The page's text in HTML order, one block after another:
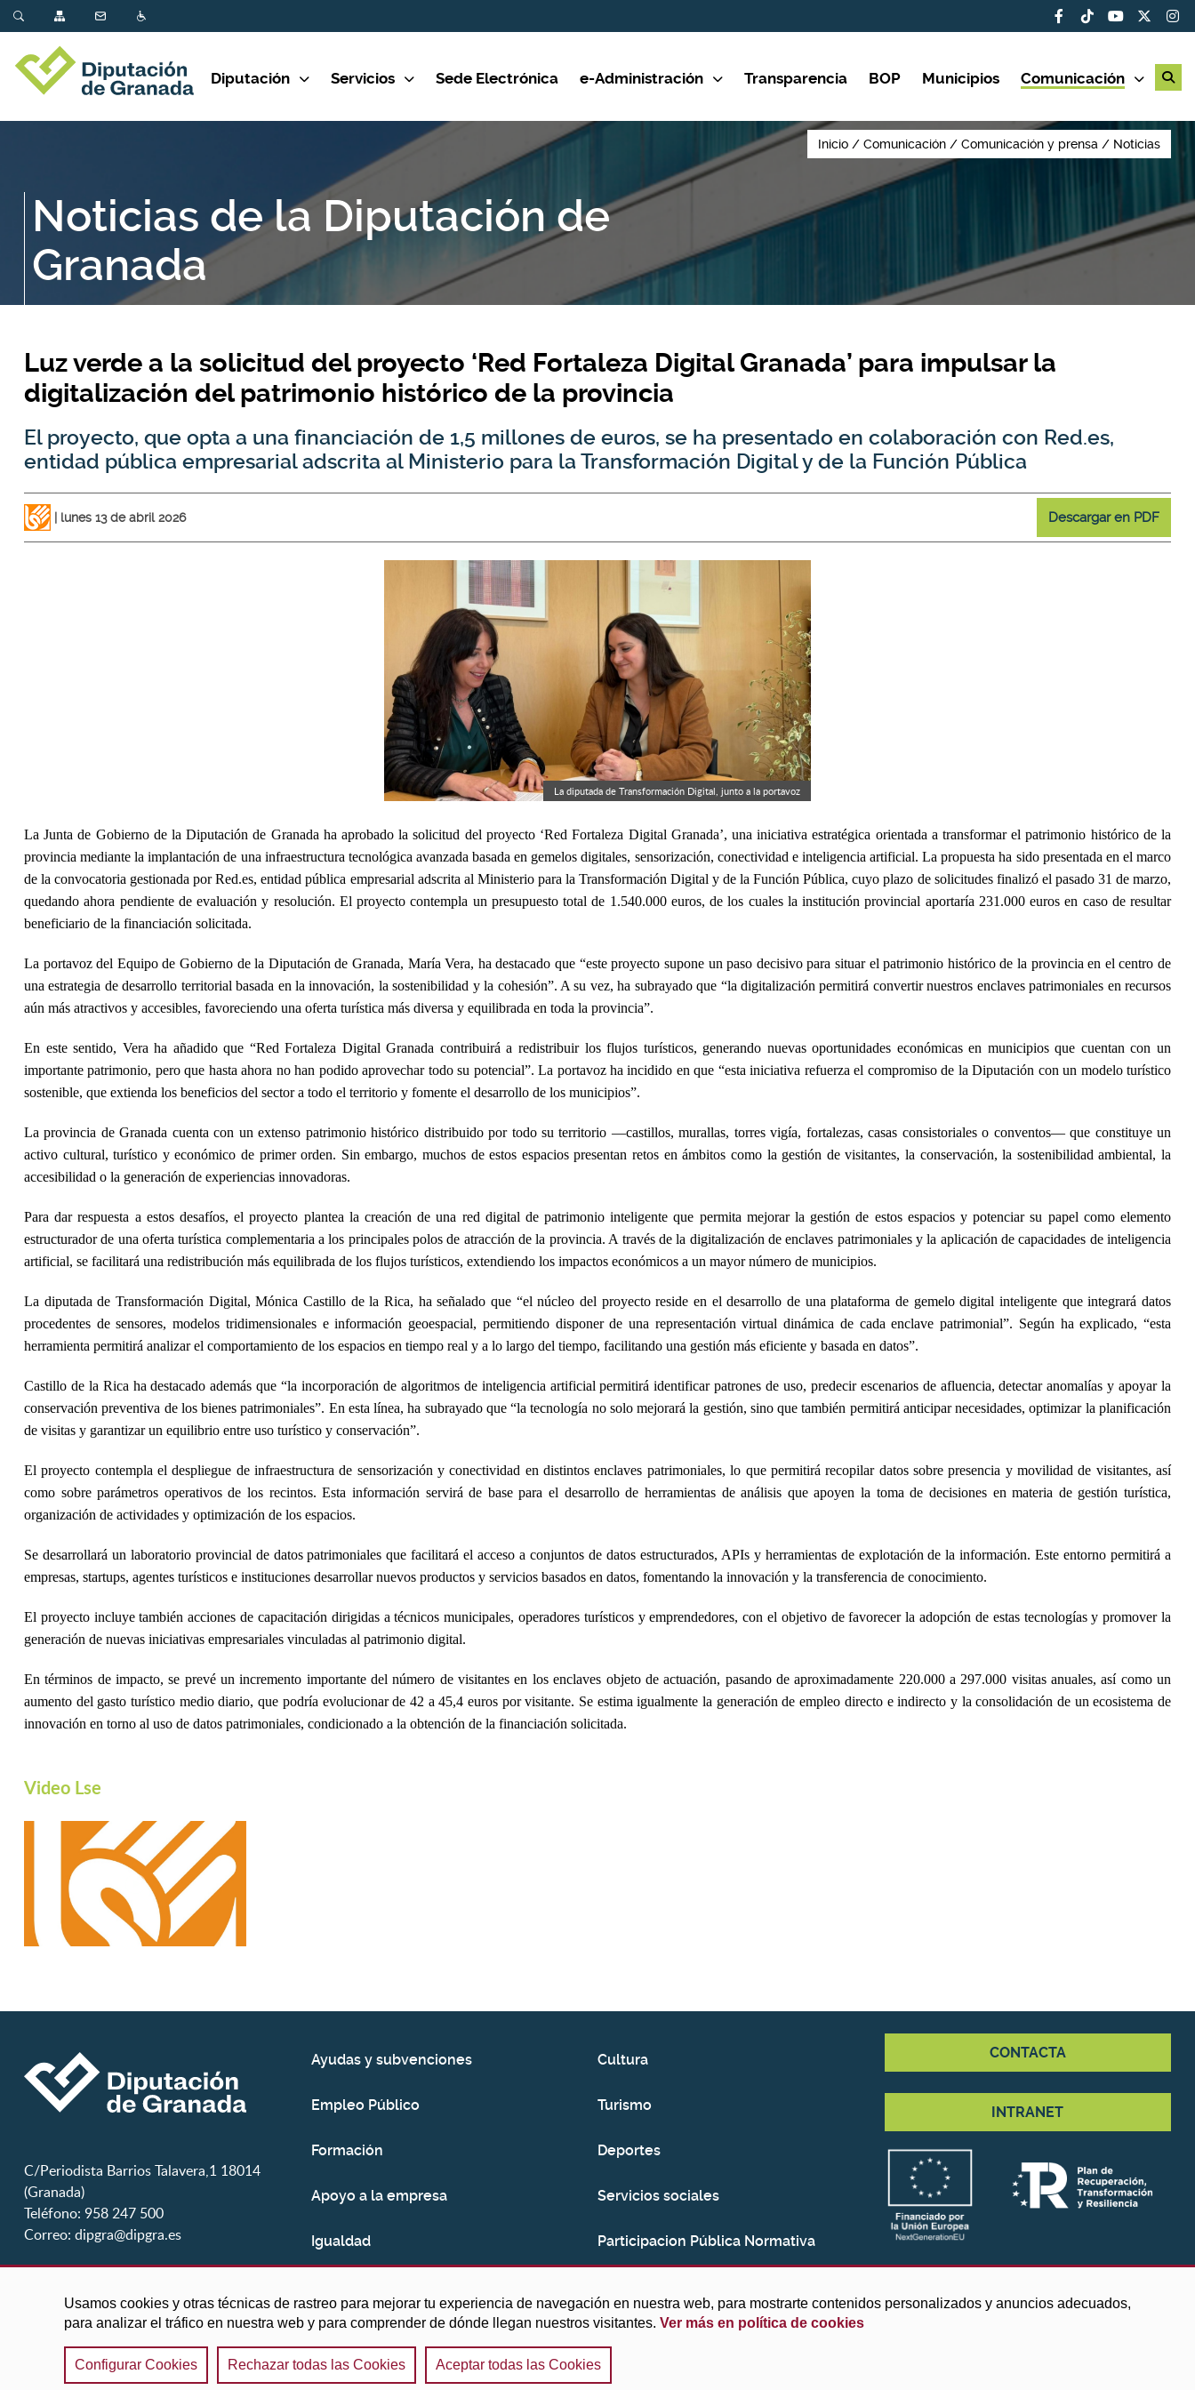
Usamos cookies y otras técnicas de rastreo para mejorar tu experiencia de navegación en nuestra web, para mostrarte contenidos personalizados y anuncios adecuados,
para analizar el tráfico en nuestra web y para comprender de dónde llegan nuestros visitantes. Ver más en política de cookies
Configurar Cookies Rechazar todas las Cookies Aceptar todas las Cookies
Diputación Servicios Sede Electrónica e-Administración Transparencia BOP Municipios Comunicación
Noticias de la Diputación de
Granada
Inicio Comunicación Comunicación y prensa Noticias
Luz verde a la solicitud del proyecto ‘Red Fortaleza Digital Granada’ para impulsar la
digitalización del patrimonio histórico de la provincia
El proyecto, que opta a una financiación de 1,5 millones de euros, se ha presentado en colaboración con Red.es,
entidad pública empresarial adscrita al Ministerio para la Transformación Digital y de la Función Pública
lunes 13 de abril 2026 Descargar en PDF
La diputada de Transformación Digital, junto a la portavoz
La Junta de Gobierno de la Diputación de Granada ha aprobado la solicitud del proyecto ‘Red Fortaleza Digital Granada’, una iniciativa estratégica orientada a transformar el patrimonio histórico de la
provincia mediante la implantación de una infraestructura tecnológica avanzada basada en gemelos digitales, sensorización, conectividad e inteligencia artificial. La propuesta ha sido presentada en el marco
de la convocatoria gestionada por Red.es, entidad pública empresarial adscrita al Ministerio para la Transformación Digital y de la Función Pública, cuyo plazo de solicitudes finalizó el pasado 31 de marzo,
quedando ahora pendiente de evaluación y resolución. El proyecto contempla un presupuesto total de 1.540.000 euros, de los cuales la institución provincial aportaría 231.000 euros en caso de resultar
beneficiario de la financiación solicitada.
La portavoz del Equipo de Gobierno de la Diputación de Granada, María Vera, ha destacado que “este proyecto supone un paso decisivo para situar el patrimonio histórico de la provincia en el centro de
una estrategia de desarrollo territorial basada en la innovación, la sostenibilidad y la cohesión”. A su vez, ha subrayado que “la digitalización permitirá convertir nuestros enclaves patrimoniales en recursos
aún más atractivos y accesibles, favoreciendo una oferta turística más diversa y equilibrada en toda la provincia”.
En este sentido, Vera ha añadido que “Red Fortaleza Digital Granada contribuirá a redistribuir los flujos turísticos, generando nuevas oportunidades económicas en municipios que cuentan con un
importante patrimonio, pero que hasta ahora no han podido aprovechar todo su potencial”. La portavoz ha incidido en que “esta iniciativa refuerza el compromiso de la Diputación con un modelo turístico
sostenible, que extienda los beneficios del sector a todo el territorio y fomente el desarrollo de los municipios”.
La provincia de Granada cuenta con un extenso patrimonio histórico distribuido por todo su territorio —castillos, murallas, torres vigía, fortalezas, casas consistoriales o conventos— que constituye un
activo cultural, turístico y económico de primer orden. Sin embargo, muchos de estos espacios presentan retos en ámbitos como la gestión de visitantes, la conservación, la sostenibilidad ambiental, la
accesibilidad o la generación de experiencias innovadoras.
Para dar respuesta a estos desafíos, el proyecto plantea la creación de una red digital de patrimonio inteligente que permita mejorar la gestión de estos espacios y potenciar su papel como elemento
estructurador de una oferta turística complementaria a los principales polos de atracción de la provincia. A través de la digitalización de enclaves patrimoniales y la aplicación de capacidades de inteligencia
artificial, se facilitará una redistribución más equilibrada de los flujos turísticos, extendiendo los impactos económicos a un mayor número de municipios.
La diputada de Transformación Digital, Mónica Castillo de la Rica, ha señalado que “el núcleo del proyecto reside en el desarrollo de una plataforma de gemelo digital inteligente que integrará datos
procedentes de sensores, modelos tridimensionales e información geoespacial, permitiendo disponer de una representación virtual dinámica de cada enclave patrimonial”. Según ha explicado, “esta
herramienta permitirá analizar el comportamiento de los espacios en tiempo real y a lo largo del tiempo, facilitando una gestión más eficiente y basada en datos”.
Castillo de la Rica ha destacado además que “la incorporación de algoritmos de inteligencia artificial permitirá identificar patrones de uso, predecir escenarios de afluencia, detectar anomalías y apoyar la
conservación preventiva de los bienes patrimoniales”. En esta línea, ha subrayado que “la tecnología no solo mejorará la gestión, sino que también permitirá anticipar necesidades, optimizar la planificación
de visitas y garantizar un equilibrio entre uso turístico y conservación”.
El proyecto contempla el despliegue de infraestructura de sensorización y conectividad en distintos enclaves patrimoniales, lo que permitirá recopilar datos sobre presencia y movilidad de visitantes, así
como sobre parámetros operativos de los recintos. Esta información servirá de base para el desarrollo de herramientas de análisis que apoyen la toma de decisiones en materia de gestión turística,
organización de actividades y optimización de los espacios.
Se desarrollará un laboratorio provincial de datos patrimoniales que facilitará el acceso a conjuntos de datos estructurados, APIs y herramientas de explotación de la información. Este entorno permitirá a
empresas, startups, agentes turísticos e instituciones desarrollar nuevos productos y servicios basados en datos, fomentando la innovación y la transferencia de conocimiento.
El proyecto incluye también acciones de capacitación dirigidas a técnicos municipales, operadores turísticos y emprendedores, con el objetivo de favorecer la adopción de estas tecnologías y promover la
generación de nuevas iniciativas empresariales vinculadas al patrimonio digital.
En términos de impacto, se prevé un incremento importante del número de visitantes en los enclaves objeto de actuación, pasando de aproximadamente 220.000 a 297.000 visitas anuales, así como un
aumento del gasto turístico medio diario, que podría evolucionar de 42 a 45,4 euros por visitante. Se estima igualmente la generación de empleo directo e indirecto y la consolidación de un ecosistema de
innovación en torno al uso de datos patrimoniales, condicionado a la obtención de la financiación solicitada.
Video Lse
C/Periodista Barrios Talavera,1 18014
(Granada)
Teléfono: 958 247 500
Correo: dipgra@dipgra.es
Ayudas y subvenciones
Empleo Público
Formación
Apoyo a la empresa
Igualdad
Cultura
Turismo
Deportes
Servicios sociales
Participacion Pública Normativa
CONTACTA
INTRANET
©2025 Diputación de Granada Aviso legal y Política de privacidad